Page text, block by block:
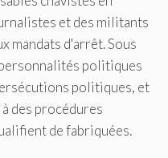
et des militants
mandats d'arrêt. Sous
politiques
politiques, et
des procédures
de fabriquées.